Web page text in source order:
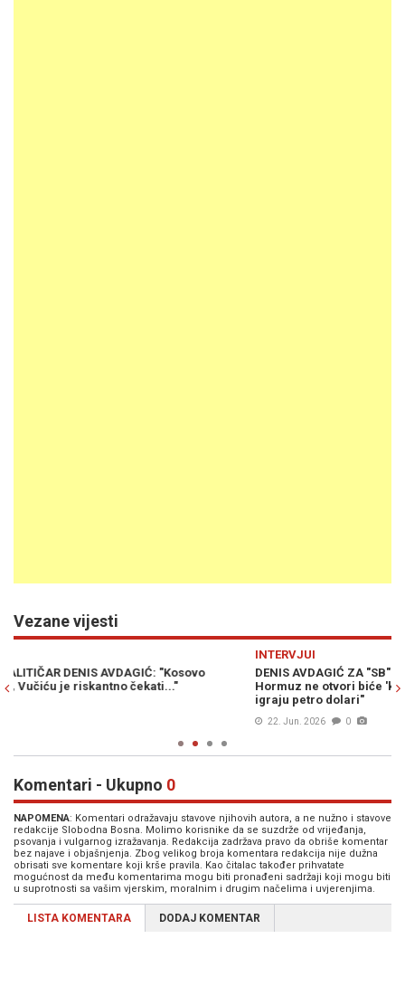
Vezane vijesti
DENIS AVDAGIĆ ZA "SB" O TRUMPU, IRANU I IZRAELU: "Ako se
Hormuz ne otvori biće 'ko živ, ko mrtav', pogledajte kakvu ulogu
Komentari - Ukupno 0
NAPOMENA: Komentari odražavaju stavove njihovih autora, a ne nužno i stavove
redakcije Slobodna Bosna. Molimo korisnike da se suzdrže od vrijeđanja,
psovanja i vulgarnog izražavanja. Redakcija zadržava pravo da obriše komentar
bez najave i objašnjenja. Zbog velikog broja komentara redakcija nije dužna
obrisati sve komentare koji krše pravila. Kao čitalac također prihvatate
mogućnost da među komentarima mogu biti pronađeni sadržaji koji mogu biti
u suprotnosti sa vašim vjerskim, moralnim i drugim načelima i uvjerenjima.
LISTA KOMENTARA DODAJ KOMENTAR